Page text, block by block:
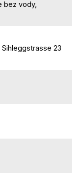
bez vody,
Sihleggstrasse 23